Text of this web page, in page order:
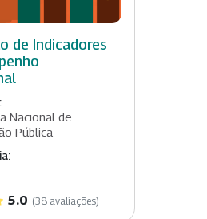
de Indicadores
Nacional de
Pública
5.0 (38 avaliações)